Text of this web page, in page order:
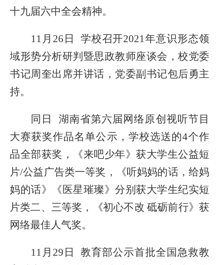
十九届六中全会精神。
11月26日 学校召开2021年意识形态领
域形势分析研判暨思政教师座谈会，校党委
书记周奎出席并讲话，党委副书记包后勇主
持。
同日
湖南省第六届网络原创视听节目
大赛获奖作品名单公示，学校选送的4个作
品全部获奖，《来吧少年》获大学生公益短
片/公益广告类一等奖，《听妈妈的话，给妈
妈的话》《医星璀璨》分别获大学生纪实短
片类二、三等奖，《初心不改 砥砺前行》获
网络最佳人气奖。
11月29日 教育部公示首批全国急救教